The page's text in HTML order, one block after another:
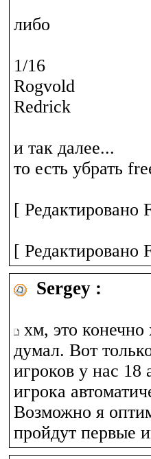
либо
1/16
Rogvold
Redrick
и так далее...
то есть убрать
[ Редактировано
[ Редактировано
Sergey :
хм, это
думал. Вот
игроков у нас 18
игрока
Возможно я
пройдут первые